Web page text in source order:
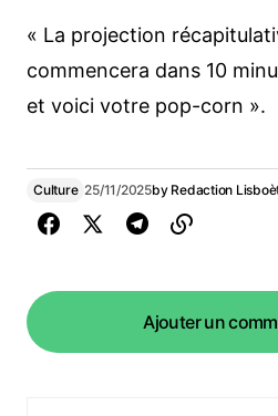
« La projection
commencera dans 10
et voici votre pop-corn ».
Culture 25/11/2025by Redaction
Ajouter un
Ajouter un